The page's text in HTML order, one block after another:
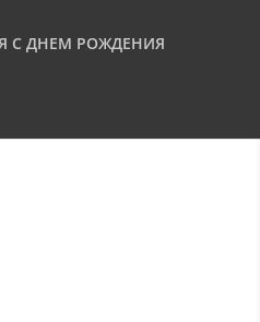
С ДНЕМ РОЖДЕНИЯ